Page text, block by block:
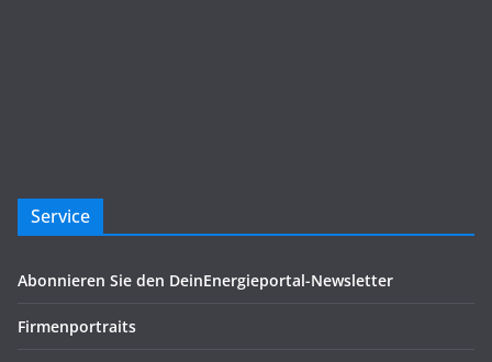
Service
Abonnieren Sie den DeinEnergieportal-Newsletter
Firmenportraits